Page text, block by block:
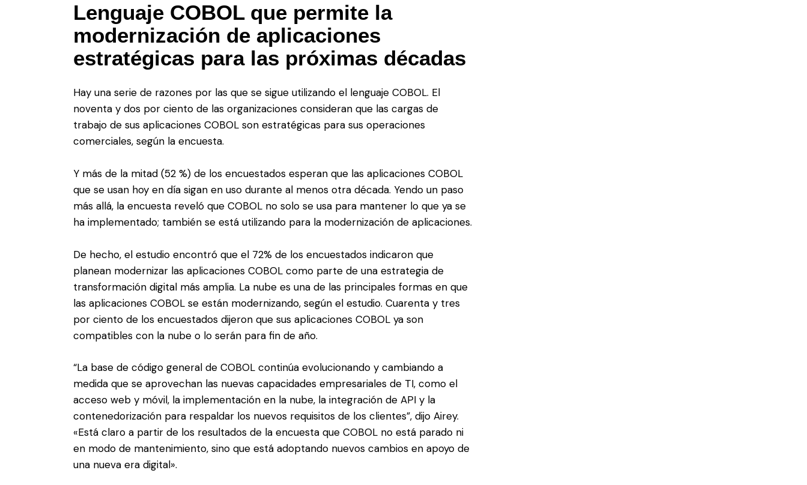
Lenguaje COBOL que permite la
modernización de aplicaciones
estratégicas para las próximas décadas
Hay una serie de razones por las que se sigue utilizando el lenguaje COBOL. El
noventa y dos por ciento de las organizaciones consideran que las cargas de
trabajo de sus aplicaciones COBOL son estratégicas para sus operaciones
comerciales, según la encuesta.
Y más de la mitad (52 %) de los encuestados esperan que las aplicaciones COBOL
que se usan hoy en día sigan en uso durante al menos otra década. Yendo un paso
más allá, la encuesta reveló que COBOL no solo se usa para mantener lo que ya se
ha implementado; también se está utilizando para la modernización de aplicaciones.
De hecho, el estudio encontró que el 72% de los encuestados indicaron que
planean modernizar las aplicaciones COBOL como parte de una estrategia de
transformación digital más amplia. La nube es una de las principales formas en que
las aplicaciones COBOL se están modernizando, según el estudio. Cuarenta y tres
por ciento de los encuestados dijeron que sus aplicaciones COBOL ya son
compatibles con la nube o lo serán para fin de año.
“La base de código general de COBOL continúa evolucionando y cambiando a
medida que se aprovechan las nuevas capacidades empresariales de TI, como el
acceso web y móvil, la implementación en la nube, la integración de API y la
contenedorización para respaldar los nuevos requisitos de los clientes”, dijo Airey.
«Está claro a partir de los resultados de la encuesta que COBOL no está parado ni
en modo de mantenimiento, sino que está adoptando nuevos cambios en apoyo de
una nueva era digital».